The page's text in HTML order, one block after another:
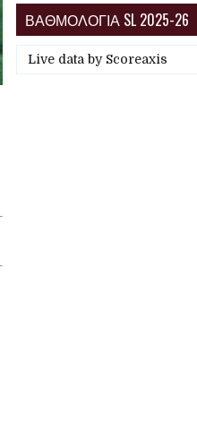
ΒΑΘΜΟΛΟΓΙΑ SL 2025-26
Live data by Scoreaxis